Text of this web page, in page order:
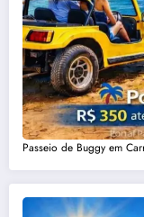
Passeio de Buggy em